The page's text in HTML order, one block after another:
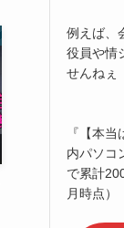
例えば、
役員や情
せんねぇ
『【本
内パソコ
で累計
月時点）